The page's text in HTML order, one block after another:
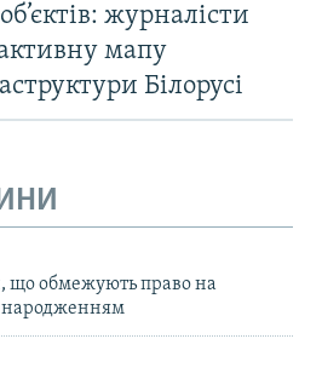
журналісти
мапу
Білорусі
що обмежують право на
народженням